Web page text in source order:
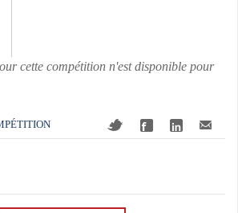
cette compétition n'est disponible pour